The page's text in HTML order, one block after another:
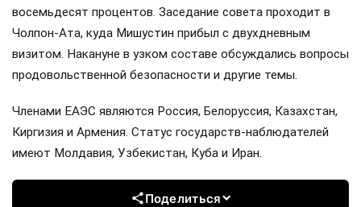
восемьдесят процентов. Заседание совета проходит в
Чолпон-Ата, куда Мишустин прибыл с двухдневным
визитом. Накануне в узком составе обсуждались вопросы
продовольственной безопасности и другие темы.
Членами ЕАЭС являются Россия, Белоруссия, Казахстан,
Киргизия и Армения. Статус государств-наблюдателей
имеют Молдавия, Узбекистан, Куба и Иран.
Поделиться